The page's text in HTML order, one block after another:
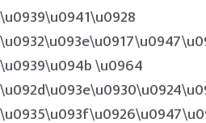
\u0939\u0941\u0928
\u0939\u094b \u0964